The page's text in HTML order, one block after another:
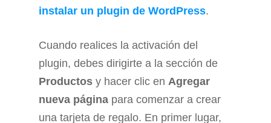
instalar un plugin de WordPress.
Cuando realices la activación del
plugin, debes dirigirte a la sección de
Productos y hacer clic en Agregar
nueva página para comenzar a crear
una tarjeta de regalo. En primer lugar,